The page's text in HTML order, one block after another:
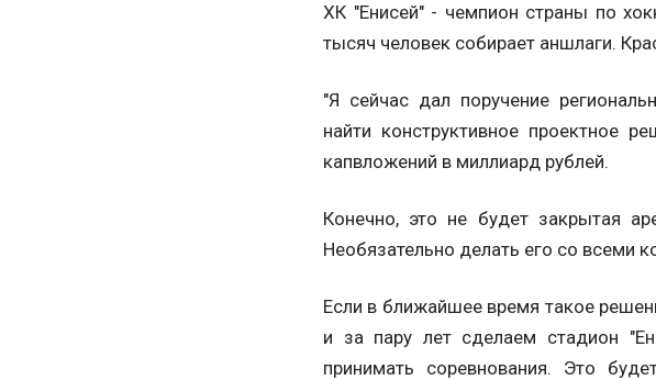
ХК "Енисей" - чемпион страны по
тысяч человек собирает аншлаги.
"Я сейчас дал поручение
найти конструктивное проектное
капвложений в миллиард рублей.
Конечно, это не будет закрытая
Необязательно делать его со всеми
Если в ближайшее время такое
и за пару лет сделаем стадион
принимать соревнования. Это